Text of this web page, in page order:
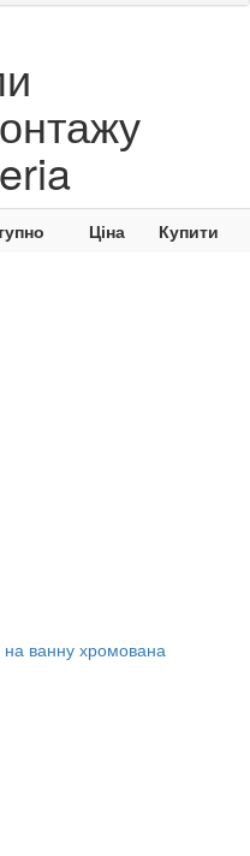
Ціна Купити
ванну хромована